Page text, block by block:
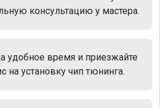
консультацию у мастера.
удобное время и приезжайте
на установку чип тюнинга.